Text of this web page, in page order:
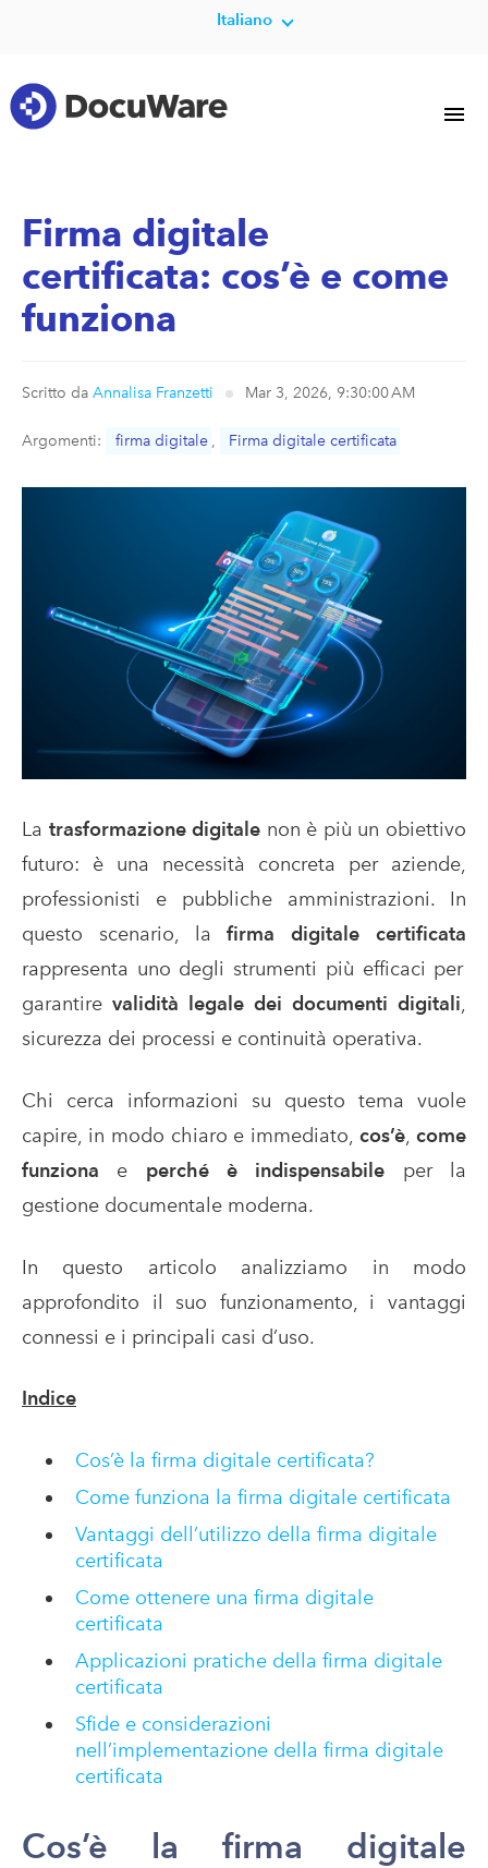
Italiano
Firma digitale
certificata: cos’è e come
funziona
Scritto da Annalisa Franzetti Mar 3, 2026, 9:30:00 AM
Argomenti: firma digitale , Firma digitale certificata
La trasformazione digitale non è più un obiettivo
futuro: è una necessità concreta per aziende,
professionisti e pubbliche amministrazioni. In
questo scenario, lafirma digitale certificata
rappresenta uno degli strumenti più efficaci per
garantire validità legale dei documenti digitali
sicurezza dei processi e continuità operativa.
Chi cerca informazioni su questo tema vuole
capire, in modo chiaro e immediato,cos’è ,come
funziona e perché è indispensabile per la
gestione documentale moderna.
In questo articolo analizziamo in modo
approfondito il suo funzionamento, i vantaggi
connessi e i principali casi d’uso.
Indice
Cos’è la firma digitale certificata?
Come funziona la firma digitale certificata
Vantaggi dell’utilizzo della firma digitale
certificata
Come ottenere una firma digitale
certificata
Applicazioni pratiche della firma digitale
certificata
Sfide e considerazioni
nell’implementazione della firma digitale
certificata
Cos’è la firma digitale